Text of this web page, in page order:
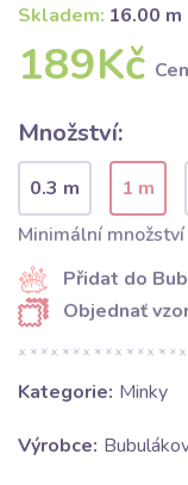
Skladem: 16.00 m
189Kč
Množství:
0.3 m 1 m
Minimální
Přidat do
Objednať
Kategorie: Minky
Výrobce: